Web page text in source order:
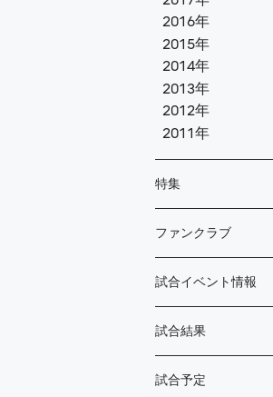
2016年
2015年
2014年
2013年
2012年
2011年
特集
ファンクラブ
試合イベント情報
試合結果
試合予定